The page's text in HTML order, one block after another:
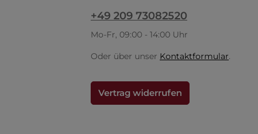
+49 209 73082520
Mo-Fr, 09:00 - 14:00 Uhr
Oder über unser Kontaktformular.
Vertrag widerrufen